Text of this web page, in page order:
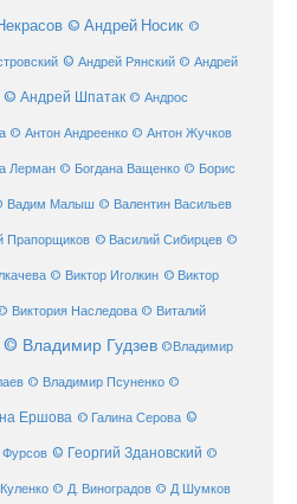
© Андрей Носик ©
© Андрей Рянский © Андрей
© Андрей Шпатак © Андрос
© Антон Андреенко © Антон Жучков
Лерман © Богдана Ващенко © Борис
Вадим Малыш © Валентин Васильев
Прапорщиков © Василий Сибирцев ©
© Виктор Иголкин © Виктор
Виктория Наследова © Виталий
© Владимир Гудзев ©Владимир
© Владимир Псуненко ©
Ершова © Галина Серова ©
© Георгий Здановский ©
© Д. Виноградов © Д Шумков